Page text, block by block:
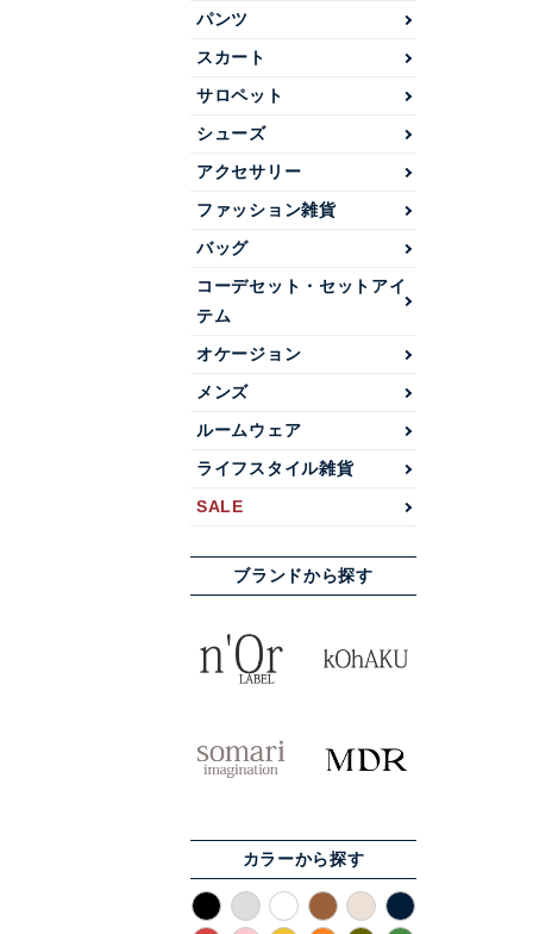
パンツ
スカート
サロペット
シューズ
アクセサリー
ファッション雑貨
バッグ
コーデセット・セットアイ
テム
オケージョン
メンズ
ルームウェア
ライフスタイル雑貨
SALE
ブランドから探す
カラーから探す